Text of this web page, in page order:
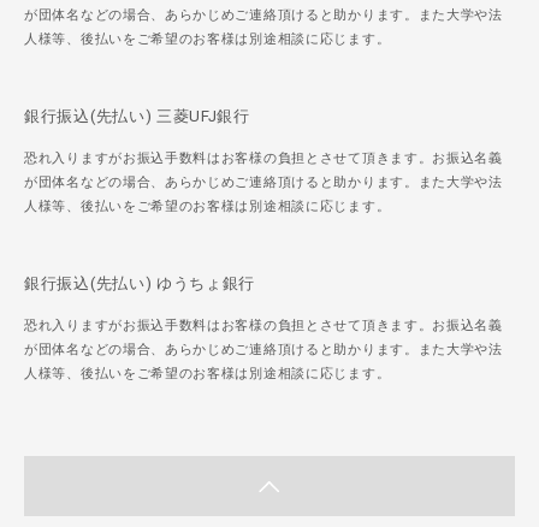
が団体名などの場合、あらかじめご連絡頂けると助かります。また大学や法
人様等、後払いをご希望のお客様は別途相談に応じます。
銀行振込(先払い) 三菱UFJ銀行
恐れ入りますがお振込手数料はお客様の負担とさせて頂きます。お振込名義
が団体名などの場合、あらかじめご連絡頂けると助かります。また大学や法
人様等、後払いをご希望のお客様は別途相談に応じます。
銀行振込(先払い) ゆうちょ銀行
恐れ入りますがお振込手数料はお客様の負担とさせて頂きます。お振込名義
が団体名などの場合、あらかじめご連絡頂けると助かります。また大学や法
人様等、後払いをご希望のお客様は別途相談に応じます。